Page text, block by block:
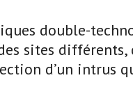
double-
sites différents,
d’un intrus